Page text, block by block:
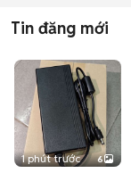
Tin đăng mới
1 phút trước 6